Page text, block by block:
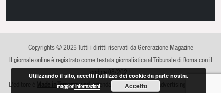
Copyrights © 2026 Tutti i diritti riservati da Generazione Magazine
Il giornale online è registrato come testata giornalistica al Tribunale di Roma con il
L'editore è
Made in Tomorrow srl, azienda di comunicazione, advertising e sviluppo
Utilizzando il sito, accetti l'utilizzo dei cookie da parte nostra.
maggiori informazioni Accetto